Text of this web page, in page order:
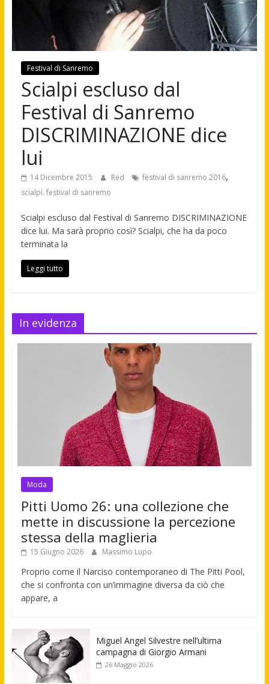
Festival di Sanremo
Scialpi escluso dal
Festival di Sanremo
DISCRIMINAZIONE dice
lui
14 Dicembre 2015 Red festival di sanremo 2016,
scialpi. festival di sanremo
Scialpi escluso dal Festival di Sanremo DISCRIMINAZIONE
dice lui. Ma sarà proprio così? Scialpi, che ha da poco
terminata la
Leggi tutto
In evidenza
Moda
Pitti Uomo 26: una collezione che
mette in discussione la percezione
stessa della maglieria
15 Giugno 2026 Massimo Lupo
Proprio come il Narciso contemporaneo di The Pitti Pool,
che si confronta con un’immagine diversa da ciò che
appare, a
Miguel Angel Silvestre nell’ultima
campagna di Giorgio Armani
26 Maggio 2026